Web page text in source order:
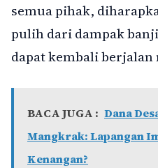
semua pihak,
pulih dari dampak
dapat kembali
BACA JUGA : Dana
Mangkrak: Lapangan
Kenangan?